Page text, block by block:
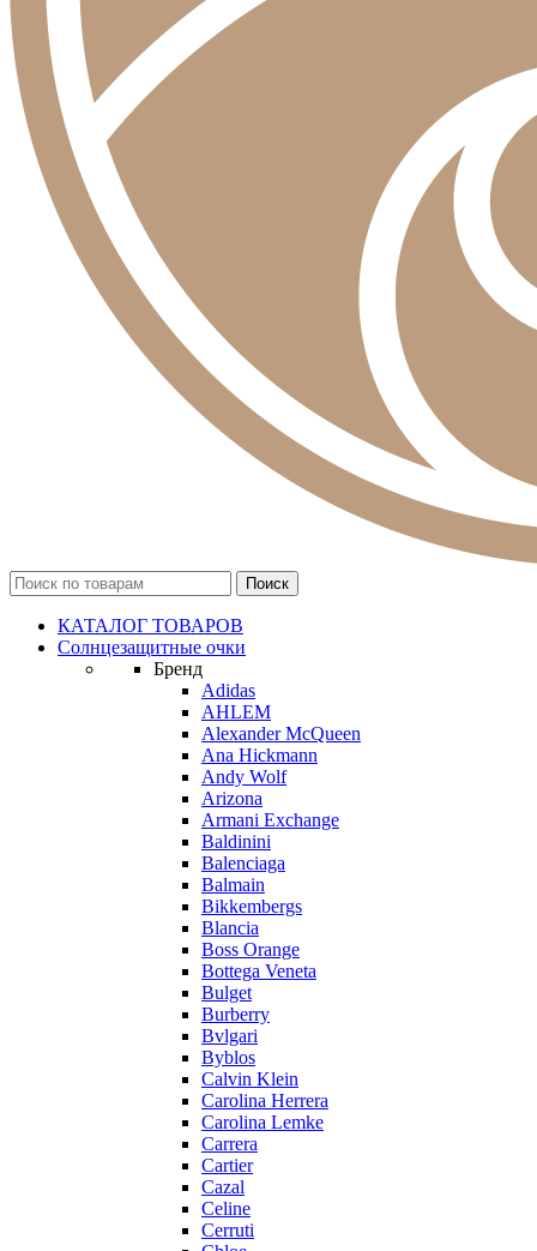
КАТАЛОГ ТОВАРОВ
Солнцезащитные очки
Бренд
Adidas
AHLEM
Alexander McQueen
Ana Hickmann
Andy Wolf
Arizona
Armani Exchange
Baldinini
Balenciaga
Balmain
Bikkembergs
Blancia
Boss Orange
Bottega Veneta
Bulget
Burberry
Bvlgari
Byblos
Calvin Klein
Carolina Herrera
Carolina Lemke
Carrera
Cartier
Cazal
Celine
Cerruti